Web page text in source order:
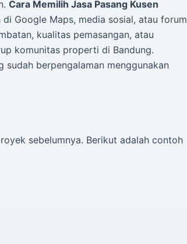
Cara Memilih Jasa Pasang Kusen
Google Maps, media sosial, atau forum
kualitas pemasangan, atau
komunitas properti di Bandung.
sudah berpengalaman menggunakan
sebelumnya. Berikut adalah contoh